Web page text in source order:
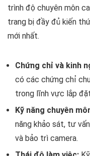
trình độ chuyên môn
trang bị đầy đủ kiến
mới nhất.
Chứng chỉ và kinh
có các chứng chỉ
trong lĩnh vực lắp
Kỹ năng chuyên
năng khảo sát, tư
và bảo trì camera.